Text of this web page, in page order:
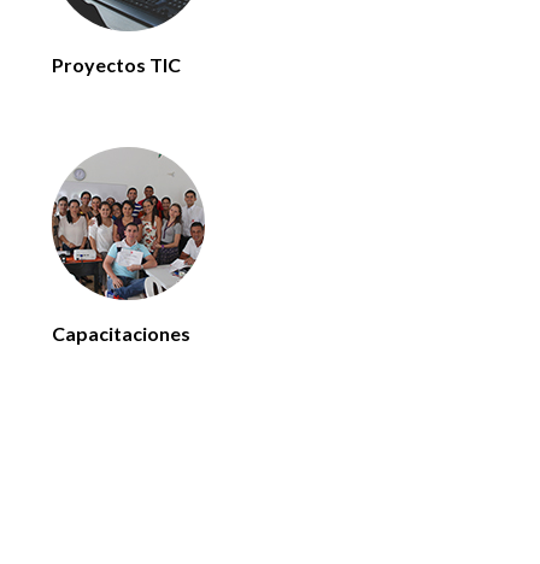
Proyectos TIC
Capacitaciones